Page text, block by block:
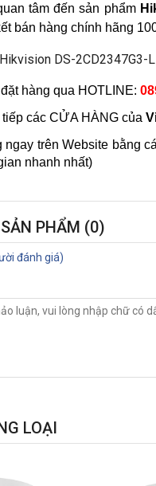
tâm đến sản phẩm
bán hàng chính hãng
DS-2CD2347G3-
hàng qua HOTLINE:
các CỬA HÀNG của
ngay trên Website bằng
nhanh nhất)
PHẨM (0)
đánh giá)
LOẠI